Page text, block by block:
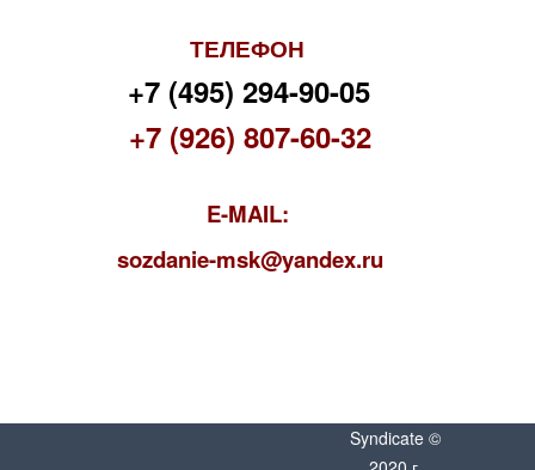
ТЕЛЕФОН
+7 (495) 294-90-05
+7 (926) 807-60-32
E-MAIL:
sozdanie-msk@yandex.ru
Syndicate ©